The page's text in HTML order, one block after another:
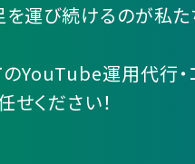
を運び続けるのが私
YouTube運用代行・
せください！